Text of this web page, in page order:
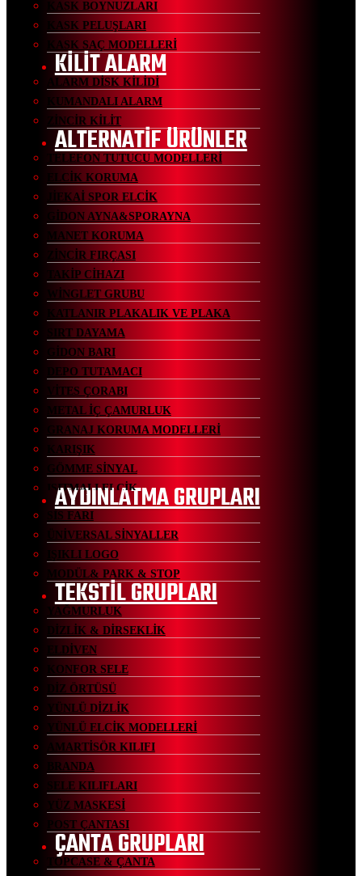
KASK BOYNUZLARI
KASK PELUŞLARI
KASK SAÇ MODELLERİ
KİLİT ALARM
ALARM DİSK KİLİDİ
KUMANDALI ALARM
ZİNCİR KİLİT
ALTERNATİF ÜRÜNLER
TELEFON TUTUCU MODELLERİ
ELCİK KORUMA
JİEKAİ SPOR ELCİK
GİDON AYNA&SPORAYNA
MANET KORUMA
ZİNCİR FIRÇASI
TAKİP CİHAZI
WİNGLET GRUBU
KATLANIR PLAKALIK VE PLAKA
SIRT DAYAMA
GİDON BARI
DEPO TUTAMACI
VİTES ÇORABI
METAL İÇ ÇAMURLUK
GRANAJ KORUMA MODELLERİ
KARIŞIK
GÖMME SİNYAL
ISITMALI ELCİK
AYDINLATMA GRUPLARI
SİS FARI
ÜNİVERSAL SİNYALLER
IŞIKLI LOGO
MODÜL& PARK & STOP
TEKSTİL GRUPLARI
YAĞMURLUK
DİZLİK & DİRSEKLİK
ELDİVEN
KONFOR SELE
DİZ ÖRTÜSÜ
YÜNLÜ DİZLİK
YÜNLÜ ELCİK MODELLERİ
AMARTİSÖR KILIFI
BRANDA
SELE KILIFLARI
YÜZ MASKESİ
POST ÇANTASI
ÇANTA GRUPLARI
TOPCASE & ÇANTA